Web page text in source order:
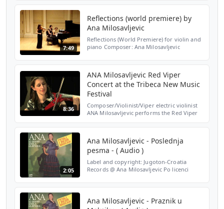
7:49
Reflections (world premiere) by
Ana Milosavljevic
Reflections (World Premiere) for violin and
piano Composer: Ana Milosavljevic
8:36
ANA Milosavljevic Red Viper
Concert at the Tribeca New Music
Festival
Composer/Violinist/Viper electric violinist
ANA Milosavljevic performs the Red Viper
2:05
Ana Milosavljevic - Poslednja
pesma - ( Audio )
Label and copyright: Jugoton-Croatia
Records @ Ana Milosavljevic Po licenci
Audio...
Ana Milosavljevic - Praznik u